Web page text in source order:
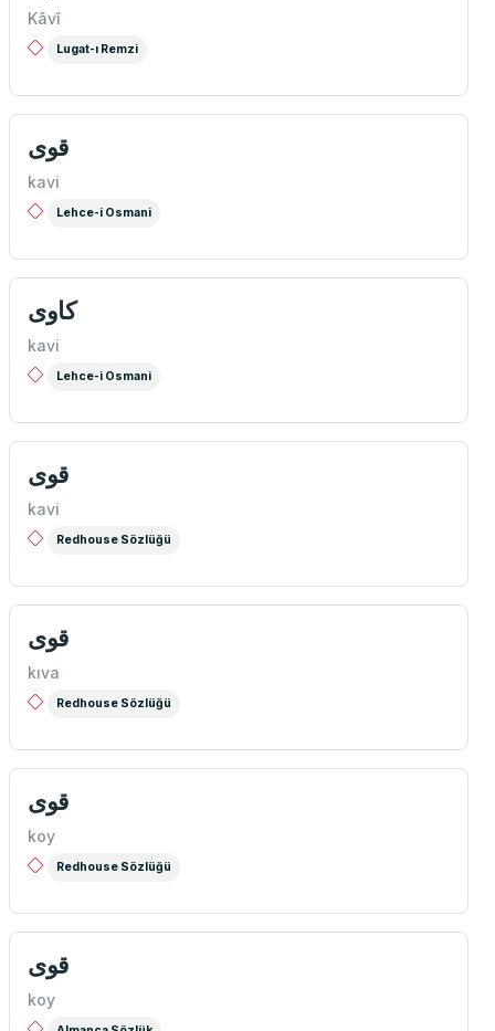
Kâvî
Lugat-ı Remzi
قوی
kavi
Lehce-i Osmani
كاوی
kavi
Lehce-i Osmani
قوی
kavi
Redhouse Sözlüğü
قوی
kıva
Redhouse Sözlüğü
قوی
koy
Redhouse Sözlüğü
قوی
koy